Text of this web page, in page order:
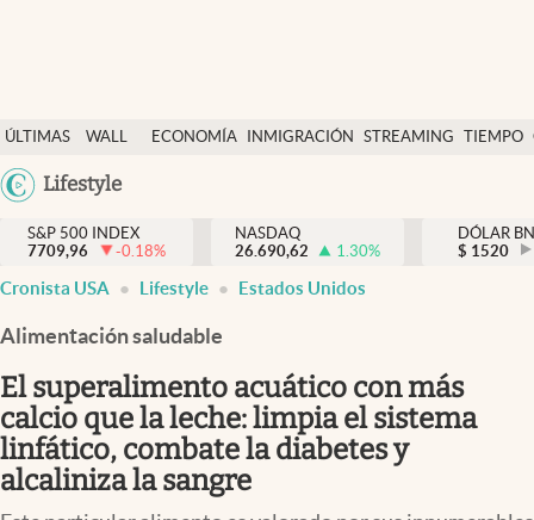
ÚLTIMAS
NOTICIAS
WALL
Y
DÓLAR
ECONOMÍA INMIGRACIÓN STREAMING TIEMPO
México
Lifestyle
Finanzas y economía
Wall Street y dólar
Inmigración
Espiritual
Streaming
S&P 500 INDEX
7709,96
-0.18%
NASDAQ
26.690,62
1.30%
DÓLAR
$ 1520
Cronista USA Lifestyle Estados Unidos
Alimentación saludable
El superalimento acuático con más
calcio que la leche: limpia el sistema
linfático, combate la diabetes y
alcaliniza la sangre